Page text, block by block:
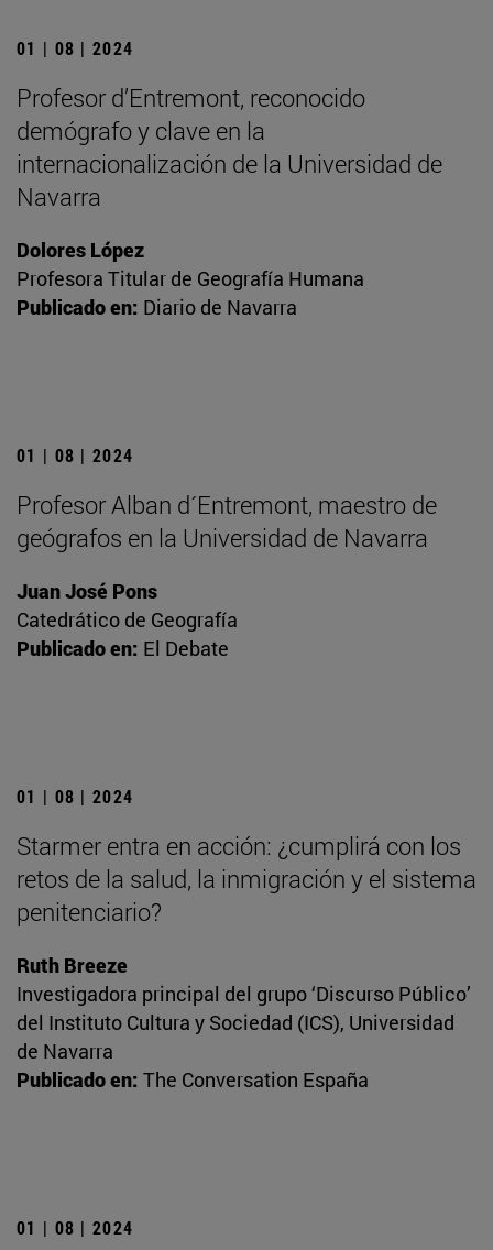
01 | 08 | 2024
Profesor d’Entremont, reconocido
demógrafo y clave en la
internacionalización de la Universidad de
Navarra
Dolores López
Profesora Titular de Geografía Humana
Publicado en: Diario de Navarra
01 | 08 | 2024
Profesor Alban d´Entremont, maestro de
geógrafos en la Universidad de Navarra
Juan José Pons
Catedrático de Geografía
Publicado en: El Debate
01 | 08 | 2024
Starmer entra en acción: ¿cumplirá con los
retos de la salud, la inmigración y el sistema
penitenciario?
Ruth Breeze
Investigadora principal del grupo ‘Discurso Público’
del Instituto Cultura y Sociedad (ICS), Universidad
de Navarra
Publicado en: The Conversation España
01 | 08 | 2024